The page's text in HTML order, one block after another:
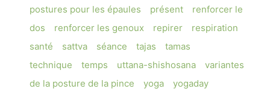
postures pour les épaules
présent
renforcer le
dos
renforcer les genoux repirer
respiration
santé
sattva séance tajas
tamas
technique
temps uttana-shishosana
variantes
de la posture de la pince
yoga
yogaday